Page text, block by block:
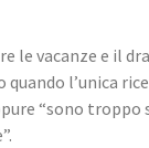
le vacanze e il
l’unica
“sono troppo